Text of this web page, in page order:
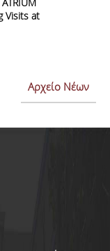
Visits at
Αρχείο Νέων